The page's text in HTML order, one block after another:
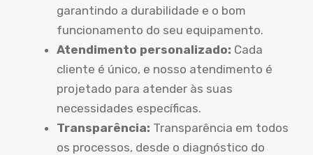
garantindo a durabilidade e o bom
funcionamento do seu equipamento.
Atendimento personalizado: Cada
cliente é único, e nosso atendimento é
projetado para atender às suas
necessidades específicas.
Transparência: Transparência em todos
os processos, desde o diagnóstico do